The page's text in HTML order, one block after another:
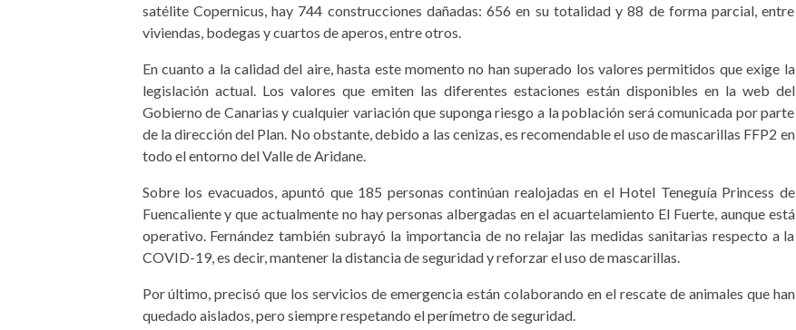
satélite Copernicus, hay 744 construcciones dañadas: 656 en su totalidad y 88 de forma parcial, entre
viviendas, bodegas y cuartos de aperos, entre otros.
En cuanto a la calidad del aire, hasta este momento no han superado los valores permitidos que exige la
legislación actual. Los valores que emiten las diferentes estaciones están disponibles en la web del
Gobierno de Canarias y cualquier variación que suponga riesgo a la población será comunicada por parte
de la dirección del Plan. No obstante, debido a las cenizas, es recomendable el uso de mascarillas FFP2 en
todo el entorno del Valle de Aridane.
Sobre los evacuados, apuntó que 185 personas continúan realojadas en el Hotel Teneguía Princess de
Fuencaliente y que actualmente no hay personas albergadas en el acuartelamiento El Fuerte, aunque está
operativo. Fernández también subrayó la importancia de no relajar las medidas sanitarias respecto a la
COVID-19, es decir, mantener la distancia de seguridad y reforzar el uso de mascarillas.
Por último, precisó que los servicios de emergencia están colaborando en el rescate de animales que han
quedado aislados, pero siempre respetando el perímetro de seguridad.